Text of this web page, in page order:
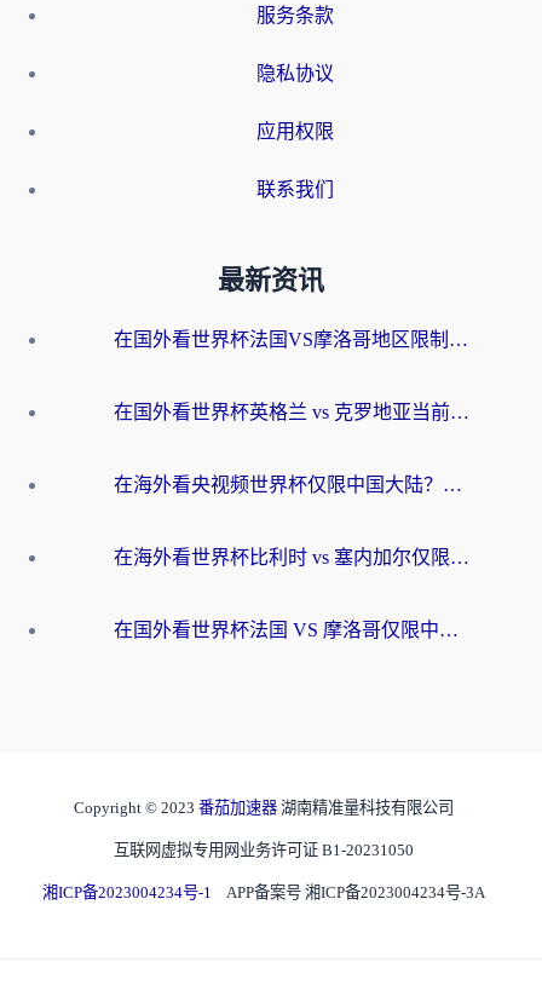
服务条款
隐私协议
应用权限
联系我们
最新资讯
在国外看世界杯法国VS摩洛哥地区限制？这篇指南让你流畅看中文解说无压力
在国外看世界杯英格兰 vs 克罗地亚当前地区不可播放？这篇指南帮你搞定所有海外观赛难题
在海外看央视频世界杯仅限中国大陆？这篇指南帮你解锁中文解说+无卡顿直播
在海外看世界杯比利时 vs 塞内加尔仅限中国大陆？我找到了最流畅的中文解说之路
在国外看世界杯法国 VS 摩洛哥仅限中国大陆？海外党这样看中文解说赛事不卡顿
Copyright © 2023 番茄加速器 湖南精准量科技有限公司
互联网虚拟专用网业务许可证 B1-20231050
湘ICP备2023004234号-1 APP备案号 湘ICP备2023004234号-3A